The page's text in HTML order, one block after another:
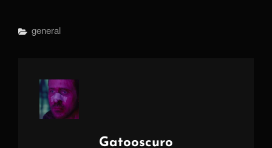
Categorías
General
Autor:
Gatooscuro